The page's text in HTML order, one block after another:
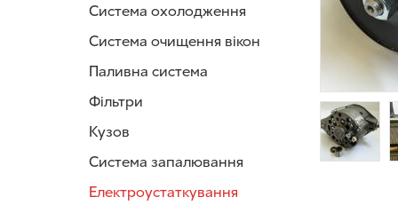
Система охолодження
Система очищення вікон
Паливна система
Фільтри
Кузов
Система запалювання
Електроустаткування